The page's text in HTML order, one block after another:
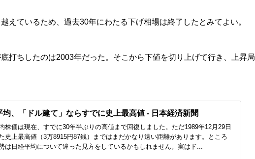
えているため、過去30年にわたる下げ相場は終了したとみてよい。
打ちしたのは2003年だった。そこから下値を切り上げて行き、上昇局
均、「ドル建て」ならすでに史上最高値 - 日本経済新聞
株価は現在、すでに30年半ぶりの高値まで回復しました。ただ1989年12月29日
史上最高値（3万8915円87銭）まではまだかなり遠い距離があります。ところ
は日経平均について違った見方をしているかもしれません。実はド...